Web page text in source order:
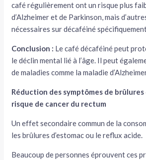
café régulièrement ont un risque plus
d’Alzheimer et de Parkinson, mais
nécessaires sur décaféiné
Conclusion : Le café décaféiné peut
le déclin mental lié à l’âge. Il peut
de maladies comme la maladie
Réduction des symptômes de brûlures
risque de cancer du rectum
Un effet secondaire commun de la
les brûlures d’estomac ou le reflux acide.
Beaucoup de personnes éprouvent ces